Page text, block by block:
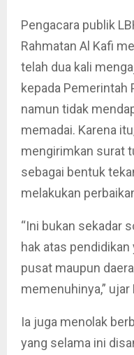
Pengacara publik
Rahmatan Al Kafi
telah dua kali
kepada Pemerintah
namun tidak
memadai. Karena
mengirimkan surat
sebagai bentuk
melakukan
“Ini bukan sekadar
hak atas pendidikan
pusat maupun
memenuhinya,” ujar
Ia juga menolak
yang selama ini